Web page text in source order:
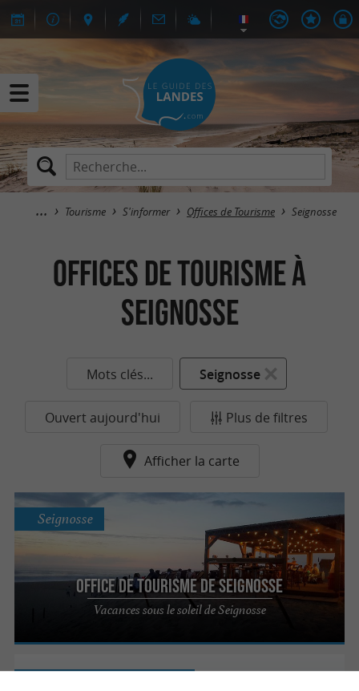
Tourisme S'informer Offices de Tourisme Seignosse
Offices de Tourisme à
Seignosse
Mots clés... Seignosse
Ouvert aujourd'hui Plus de filtres
Afficher la carte
Office de Tourisme de Seignosse
Vacances sous le soleil de Seignosse
Seignosse